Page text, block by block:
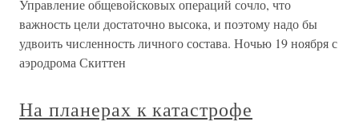
Управление общевойсковых операций сочло, что
важность цели достаточно высока, и поэтому надо бы
удвоить численность личного состава. Ночью 19 ноября с
аэродрома Скиттен
На планерах к катастрофе